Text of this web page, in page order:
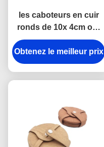
les caboteurs en cuir
ronds de 10x 4cm ont
adapté des caboteurs
aux besoins du client
de boissons de noir de
Obtenez le meilleur prix